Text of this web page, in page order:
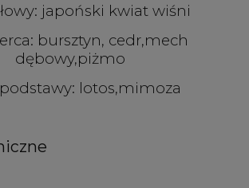
japoński kwiat wiśni
bursztyn, cedr,mech
dębowy,piżmo
lotos,mimoza